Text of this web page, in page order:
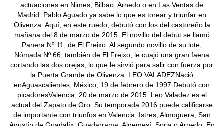
actuaciones en Nimes, Bilbao, Arnedo o en Las Ventas de
Madrid. Pablo Aguado ya sabe lo que es torear y triunfar en
Olivenza. Aquí, en este ruedo, debutó con los del castoreño la
mañana del 8 de marzo de 2015. El novillo del debut se llamó
Panera Nº 11, de El Freixo. Al segundo novillo de su lote,
Nómada Nº 66, también de El Freixo, le cuajó una gran faena
cortando las dos orejas, lo que le sirvió para salir con fuerza por
la Puerta Grande de Olivenza. LEO VALADEZNació
enAguascalientes, México, 19 de febrero de 1997 Debutó con
picadoresValencia, 20 de marzo de 2015. Leo Valadez es el
actual del Zapato de Oro. Su temporada 2016 puede calificarse
de importante con triunfos en Valencia, Istres, Almoguera, San